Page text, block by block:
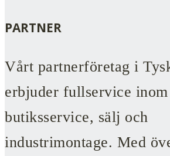
PARTNER
Vårt partnerföretag i
erbjuder fullservice inom
butiksservice, sälj och
industrimontage. Med